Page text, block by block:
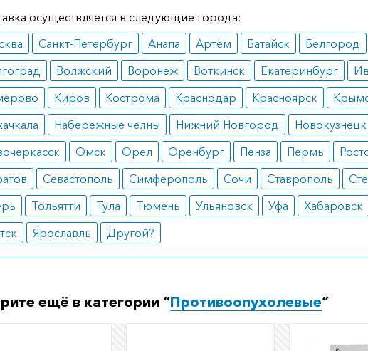
осуществляется в следующие города:
Санкт-Петербург Анапа Артём Батайск Белгород
Волжский Воронеж Воткинск Екатеринбург
Киров Кострома Краснодар Красноярск
Набережные челны Нижний Новгород Новокузнецк
Омск Орел Оренбург Пенза Пермь
Севастополь Симферополь Сочи Ставрополь
Тольятти Тула Тюмень Ульяновск Уфа Хабаровск
Ярославль Другой?
ещё в категории “Противоопухолевые”